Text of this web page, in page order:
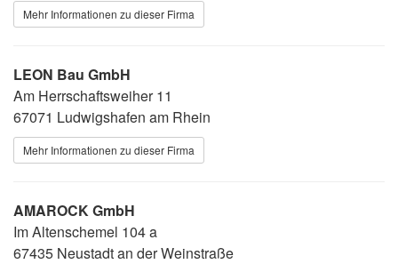
Mehr Informationen zu dieser Firma
LEON Bau GmbH
Am Herrschaftsweiher 11
67071 Ludwigshafen am Rhein
Mehr Informationen zu dieser Firma
AMAROCK GmbH
Im Altenschemel 104 a
67435 Neustadt an der Weinstraße